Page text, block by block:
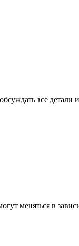
все детали
меняться в